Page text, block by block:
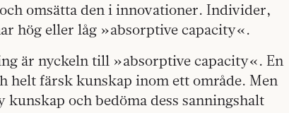
omsätta den i innovationer. Individer,
hög eller låg »absorptive capacity«.
är nyckeln till »absorptive capacity«. En
helt färsk kunskap inom ett område. Men
och bedöma dess sanningshalt